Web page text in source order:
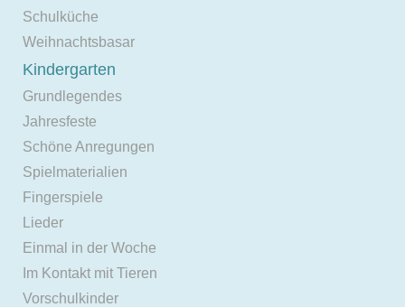
Schulküche
Weihnachtsbasar
Kindergarten
Grundlegendes
Jahresfeste
Schöne Anregungen
Spielmaterialien
Fingerspiele
Lieder
Einmal in der Woche
Im Kontakt mit Tieren
Vorschulkinder